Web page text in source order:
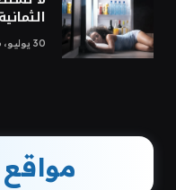
30 يوليو، 2026